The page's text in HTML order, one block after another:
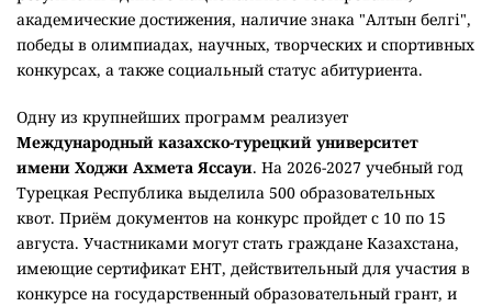
результаты Единого национального тестирования,
академические достижения, наличие знака "Алтын белгі",
победы в олимпиадах, научных, творческих и спортивных
Одну из крупнейших программ реализует
Международный казахско-турецкий университет
имени Ходжи Ахмета Яссауи. На 2026-2027 учебный год
Турецкая Республика выделила 500 образовательных
квот. Приём документов на конкурс пройдет с 10 по 15
августа. Участниками могут стать граждане Казахстана,
имеющие сертификат ЕНТ, действительный для участия в